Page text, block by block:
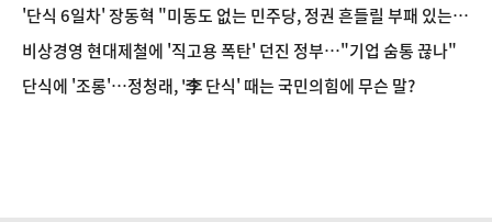
'단식 6일차' 장동혁 "미동도 없는 민주당, 정권 흔들릴 부패 있는
것"
비상경영 현대제철에 '직고용 폭탄' 던진 정부…"기업 숨통 끊나"
단식에 '조롱'…정청래, '李 단식' 때는 국민의힘에 무슨 말?